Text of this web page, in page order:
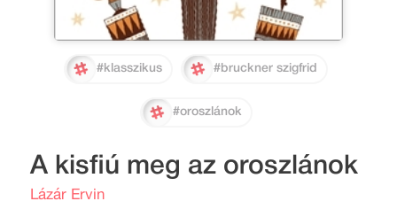
#klasszikus #bruckner szigfrid
#oroszlánok
A kisfiú meg az oroszlánok
Lázár Ervin